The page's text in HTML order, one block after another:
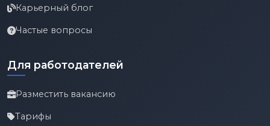
Карьерный блог
Частые вопросы
Для работодателей
Разместить вакансию
Тарифы